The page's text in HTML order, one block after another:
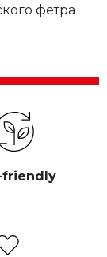
фетра
friendly